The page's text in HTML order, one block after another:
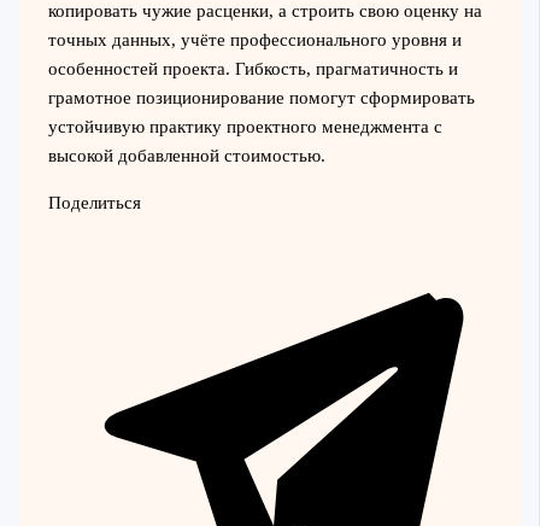
копировать чужие расценки, а строить свою оценку на
точных данных, учёте профессионального уровня и
особенностей проекта. Гибкость, прагматичность и
грамотное позиционирование помогут сформировать
устойчивую практику проектного менеджмента с
высокой добавленной стоимостью.
Поделиться